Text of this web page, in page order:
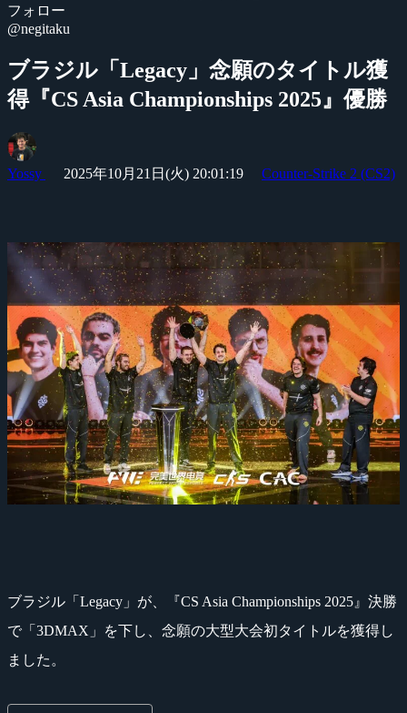
フォロー
@negitaku
ブラジル「Legacy」念願のタイトル獲
得『CS Asia Championships 2025』優勝
Yossy 2025年10月21日(火) 20:01:19 Counter-Strike 2 (CS2)
ブラジル「Legacy」が、『CS Asia Championships 2025』決勝
で「3DMAX」を下し、念願の大型大会初タイトルを獲得し
ました。